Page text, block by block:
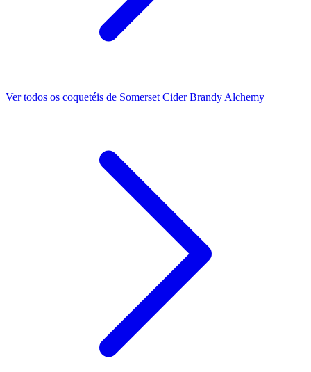
Ver todos os coquetéis de Somerset Cider Brandy Alchemy